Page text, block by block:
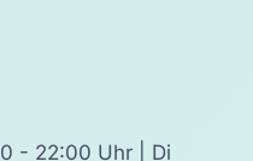
- 22:00 Uhr | Di